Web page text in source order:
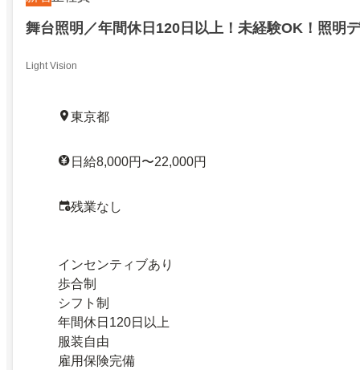
舞台照明／年間休日120日以上！未経験OK！照明
Light Vision
東京都
日給8,000円〜22,000円
残業なし
インセンティブあり
歩合制
シフト制
年間休日120日以上
服装自由
雇用保険完備